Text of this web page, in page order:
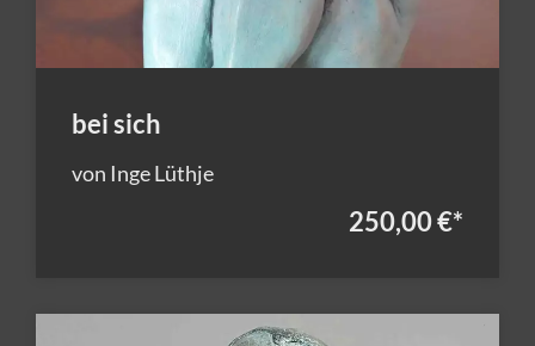
bei sich
von Inge Lüthje
250,00 €*